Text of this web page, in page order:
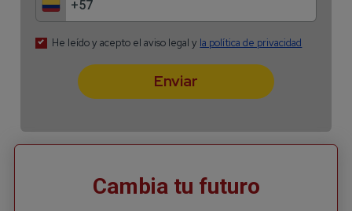
Cambia tu futuro